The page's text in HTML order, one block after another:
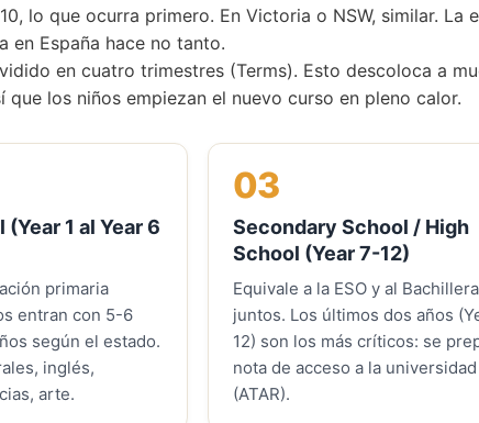
lo que ocurra primero. En Victoria o NSW, similar.
en España hace no tanto.
en cuatro trimestres (Terms). Esto descoloca a
los niños empiezan el nuevo curso en pleno calor.
1 al Year 6
primaria
entran con 5-6
según el estado.
inglés,
arte.
03
Secondary School / High
School (Year 7-12)
Equivale a la ESO y al
juntos. Los últimos dos años
12) son los más críticos: se
nota de acceso a la universidad
(ATAR).